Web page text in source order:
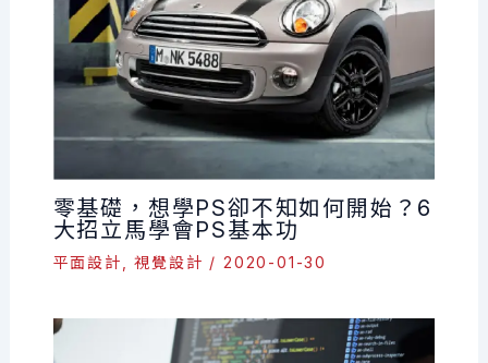
零基礎，想學PS卻不知如何開始？6
大招立馬學會PS基本功
平面設計 ,視覺設計 /2020-01-30